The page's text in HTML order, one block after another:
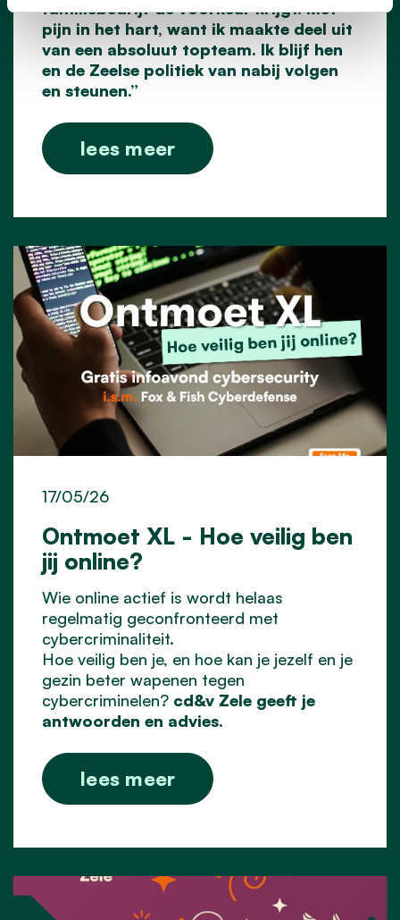
familiebedrijf de voorkeur krijgt. Met
pijn in het hart, want ik maakte deel uit
van een absoluut topteam. Ik blijf hen
en de Zeelse politiek van nabij volgen
en steunen.”
lees meer
Ontmoet XL - Hoe veilig ben
jij online?
17/05/26
Wie online actief is wordt helaas
regelmatig geconfronteerd met
cybercriminaliteit.
Hoe veilig ben je, en hoe kan je jezelf en je
gezin beter wapenen tegen
cybercriminelen? cd&v Zele geeft je
antwoorden en advies.
lees meer